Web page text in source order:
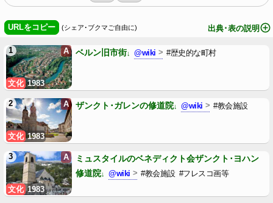
URLをコピー (シェア･ブクマご自由に) 出典･表の説明
1 ベルン旧市街 @wiki #歴史的な町村
文化 1983
A
2 ザンクト･ガレンの修道院 @wiki #教会施設
文化 1983
A
3
ミュスタイルのベネディクト会ザンクト･ヨハン
修道院
@wiki #教会施設 #フレスコ画等
文化 1983
A